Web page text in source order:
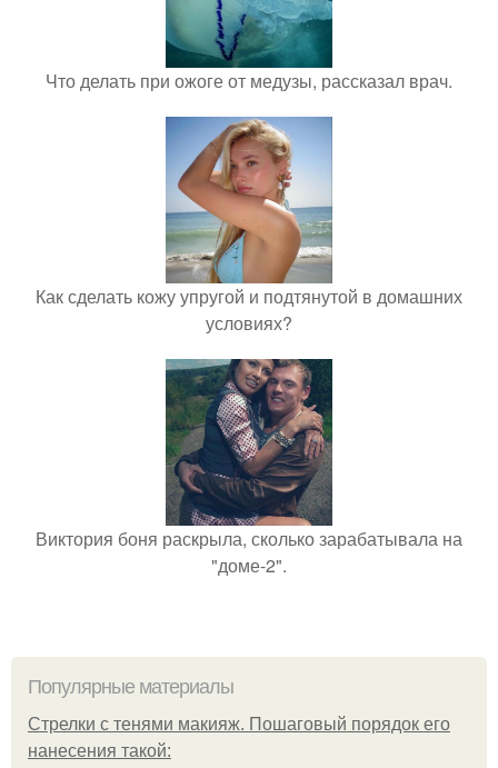
Что делать при ожоге от медузы, рассказал врач.
Как сделать кожу упругой и подтянутой в домашних
условиях?
Виктория боня раскрыла, сколько зарабатывала на
"доме-2".
Популярные материалы
Стрелки с тенями макияж. Пошаговый порядок его
нанесения такой: